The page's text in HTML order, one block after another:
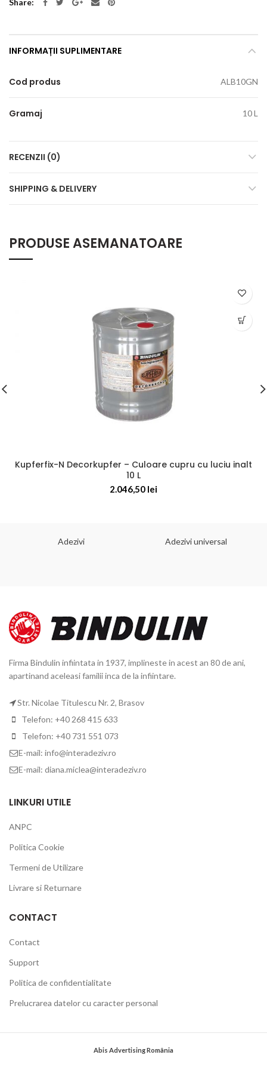
Share
INFORMAȚII SUPLIMENTARE
Cod produs ALB10GN
Gramaj 10 L
RECENZII (0)
SHIPPING & DELIVERY
PRODUSE ASEMANATOARE
Kupferfix-N Decorkupfer – Culoare cupru cu luciu inalt
10 L
2.046,50 lei
Adezivi Adezivi universal
Firma Bindulin infiintata in 1937, implineste in acest an 80 de ani,
apartinand aceleasi familii inca de la infiintare.
Str. Nicolae Titulescu Nr. 2, Brasov
Telefon: +40 268 415 633
Telefon: +40 731 551 073
E-mail: info@interadeziv.ro
E-mail: diana.miclea@interadeziv.ro
LINKURI UTILE
ANPC
Politica Cookie
Termeni de Utilizare
Livrare si Returnare
CONTACT
Contact
Support
Politica de confidentialitate
Prelucrarea datelor cu caracter personal
Abis Advertising România